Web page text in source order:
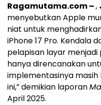
Ragamutama.com –,
menyebutkan Apple
niat untuk
iPhone 17 Pro. Kendala
pelapisan layar menjadi
hanya direncanakan
implementasinya
ini,” demikian laporan
April 2025.